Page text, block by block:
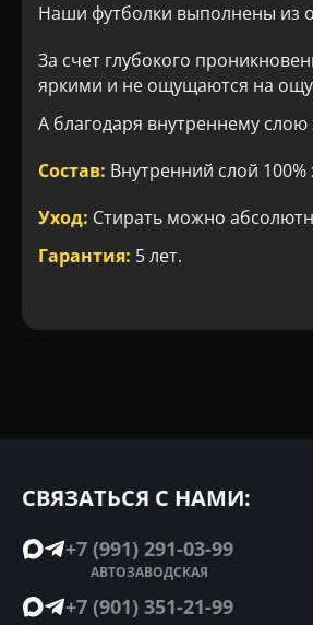
Наши футболки выполнены из
За счет глубокого
яркими и не ощущаются на
А благодаря внутреннему
Состав: Внутренний слой
Уход: Стирать можно
Гарантия: 5 лет.
СВЯЗАТЬСЯ С НАМИ:
+7 (991) 291-03-99
АВТОЗАВОДСКАЯ
+7 (901) 351-21-99